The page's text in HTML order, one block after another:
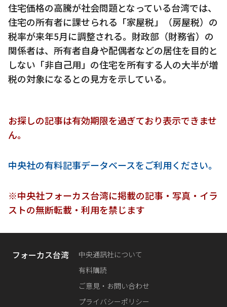
住宅価格の高騰が社会問題となっている台湾では、
住宅の所有者に課せられる「家屋税」（房屋税）の
税率が来年5月に調整される。財政部（財務省）の
関係者は、所有者自身や配偶者などの居住を目的と
しない「非自己用」の住宅を所有する人の大半が増
税の対象になるとの見方を示している。
お探しの記事は有効期限を過ぎており表示できませ
ん。
中央社の有料記事データベースをご利用ください。
※中央社フォーカス台湾に掲載の記事・写真・イラ
ストの無断転載・利用を禁じます
フォーカス台湾
中央通訊社について
有料購読
ご意見・お問い合わせ
プライバシーポリシー